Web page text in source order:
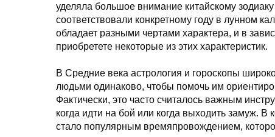
уделяла большое внимание китайскому
соответствовали конкретному году в лунном
обладает разными чертами характера, и в
приобретете некоторые из этих характеристик.
В Средние века астрология и гороскопы
людьми одинаково, чтобы помочь им
Фактически, это часто считалось важным
когда идти на бой или когда выходить замуж.
стало популярным времяпровождением,